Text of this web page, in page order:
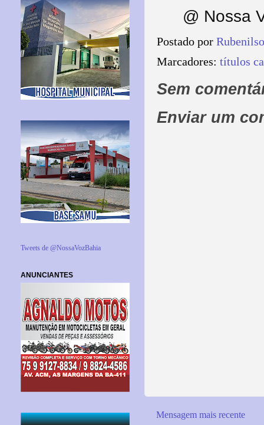
@ Nossa
Postado por
Marcadores: títulos
Sem
Enviar um
Mensagem mais recente
Tweets de @NossaVozBahia
ANUNCIANTES